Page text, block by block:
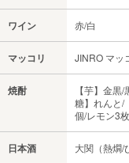
ワイン 赤/白
マッコリ JINRO マッ
焼酎
【芋】金
糖】れんと/
個/レモン3
日本酒 大関（熱燗/